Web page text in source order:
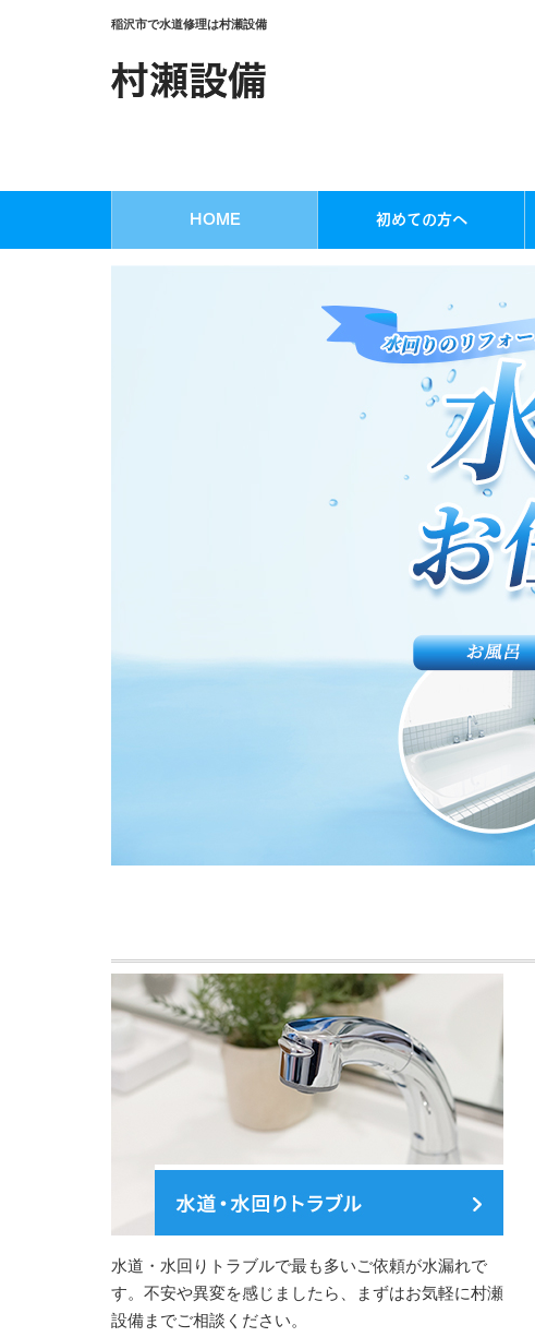
稲沢市で水道修理は村瀬設備
HOME 初めての方へ
水道・水回りトラブルで最も多いご依頼が水漏れで
す。不安や異変を感じましたら、まずはお気軽に村瀬
設備までご相談ください。